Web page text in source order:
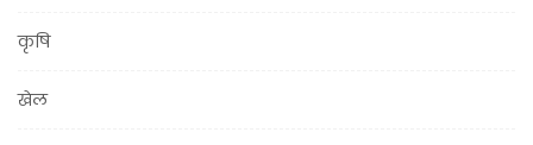
कृषि
खेल